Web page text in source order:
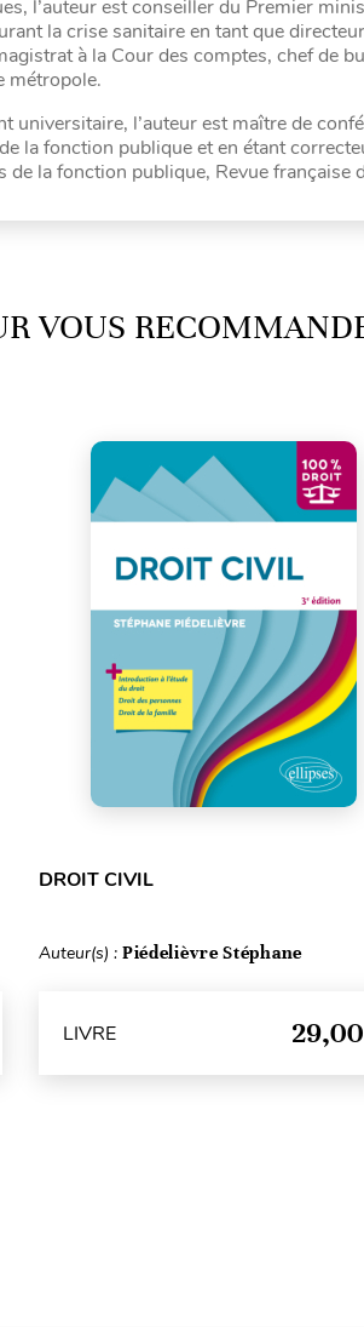
l’auteur est conseiller du Premier
la crise sanitaire en tant que
à la Cour des comptes, chef de
métropole.
universitaire, l’auteur est maître de
la fonction publique et en étant
la fonction publique, Revue
VOUS
DROIT CIVIL
Auteur(s) : Piédelièvre Stéphane
LIVRE